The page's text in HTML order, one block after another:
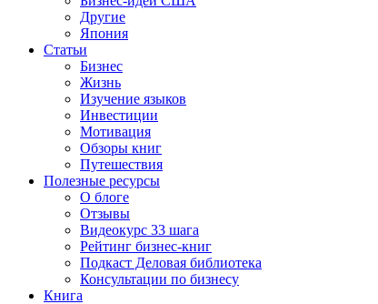
Другие
Япония
Статьи
Бизнес
Жизнь
Изучение языков
Инвестиции
Мотивация
Обзоры книг
Путешествия
Полезные ресурсы
О блоге
Отзывы
Видеокурс 33 шага
Рейтинг бизнес-книг
Подкаст Деловая библиотека
Консультации по бизнесу
Книга